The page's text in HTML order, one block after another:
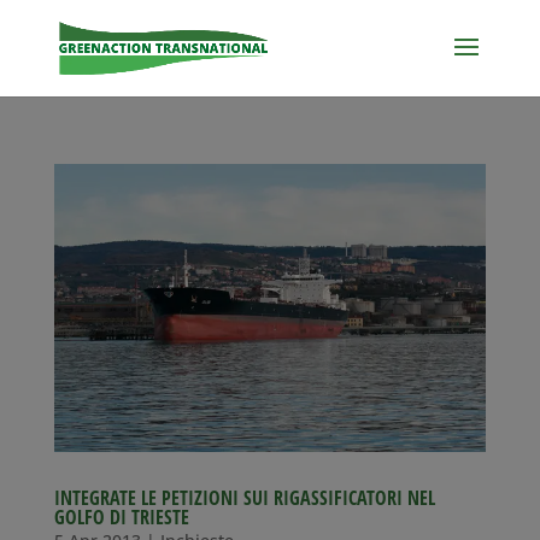
INTEGRATE LE PETIZIONI SUI RIGASSIFICATORI NEL
GOLFO DI TRIESTE